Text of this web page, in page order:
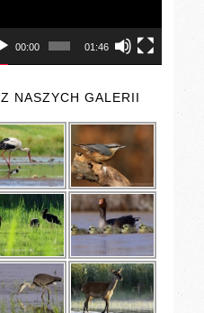
00:00 01:46
Z NASZYCH GALERII